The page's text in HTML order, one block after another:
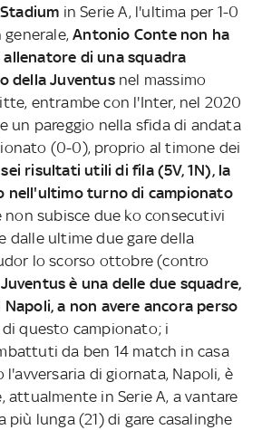
in Serie A, l'ultima per 1-0
generale,Antonio Conte non ha
allenatore di una squadra
della Juventus nel massimo
entrambe con l'Inter, nel 2020
un pareggio nella sfida di andata
(0-0), proprio al timone dei
risultati utili di fila (5V, 1N), la
nell'ultimo turno di campionato
non subisce due ko consecutivi
dalle ultime due gare della
lo scorso ottobre (contro
è una delle due squadre,
a non avere ancora perso
di questo campionato; i
da ben 14 match in casa
l'avversaria di giornata, Napoli, è
attualmente in Serie A, a vantare
più lunga (21) di gare casalinghe